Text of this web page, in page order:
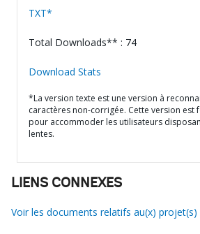
TXT*
Total Downloads** : 74
Download Stats
*La version texte est une version à
caractères non-corrigée. Cette version est
pour accommoder les utilisateurs
lentes.
LIENS CONNEXES
Voir les documents relatifs au(x) projet(s)